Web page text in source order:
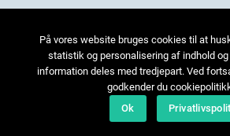
Kontakt os
Sitemap
På vores website bruges cookies til at
statistik og personalisering af indhold og
information deles med tredjepart. Ved
godkender du
Ok